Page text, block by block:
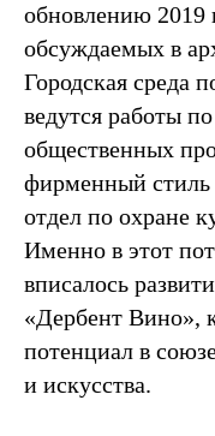
обновлению 2019
обсуждаемых в
Городская среда
ведутся работы
общественных
фирменный стиль
отдел по охране
Именно в этот
вписалось
«Дербент Вино»,
потенциал в
и искусства.